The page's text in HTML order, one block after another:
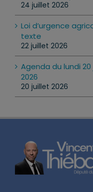
Loi d’urgence
texte
22 juillet 2026
Agenda du lundi
2026
20 juillet 2026